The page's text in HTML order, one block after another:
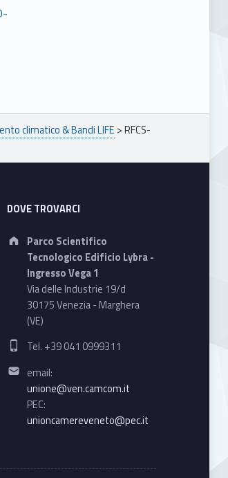
climatico & Bandi LIFE >RFCS-
DOVE TROVARCI
Address:
Parco Scientifico
Tecnologico Edificio Lybra -
Ingresso Vega 1
Via delle Industrie 19/d
30175 Venezia - Marghera
(VE)
Phone number:
Tel. +39 041 0999311
Email address:
email:
unione@ven.camcom.it
PEC:
unioncamereveneto@pec.it